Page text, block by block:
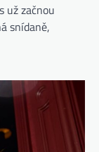
už začnou
snídaně,